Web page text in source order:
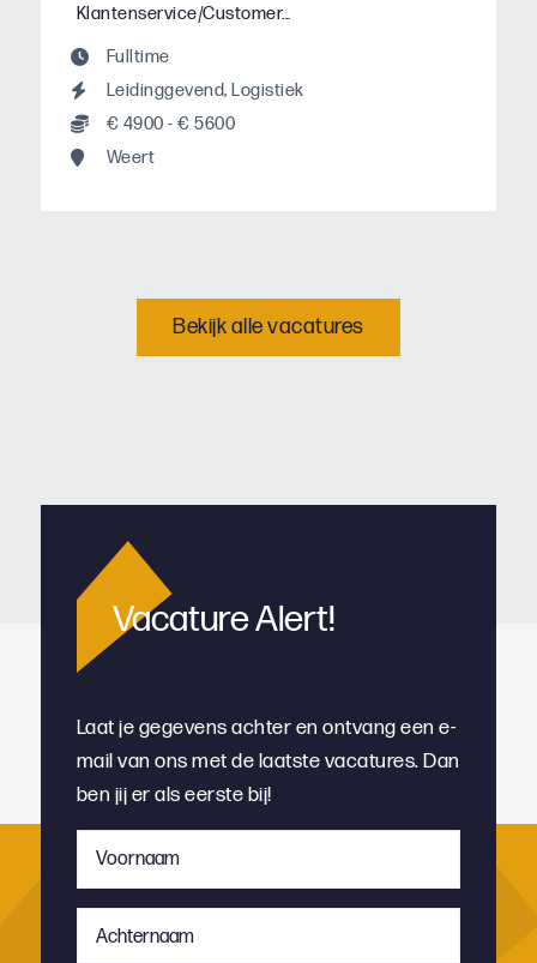
Klantenservice/Customer...
Fulltime
Leidinggevend, Logistiek
€ 4900 - € 5600
Weert
Bekijk alle vacatures
Vacature Alert!
Laat je gegevens achter en ontvang een e-
mail van ons met de laatste vacatures. Dan
ben jij er als eerste bij!
Voornaam
Achternaam